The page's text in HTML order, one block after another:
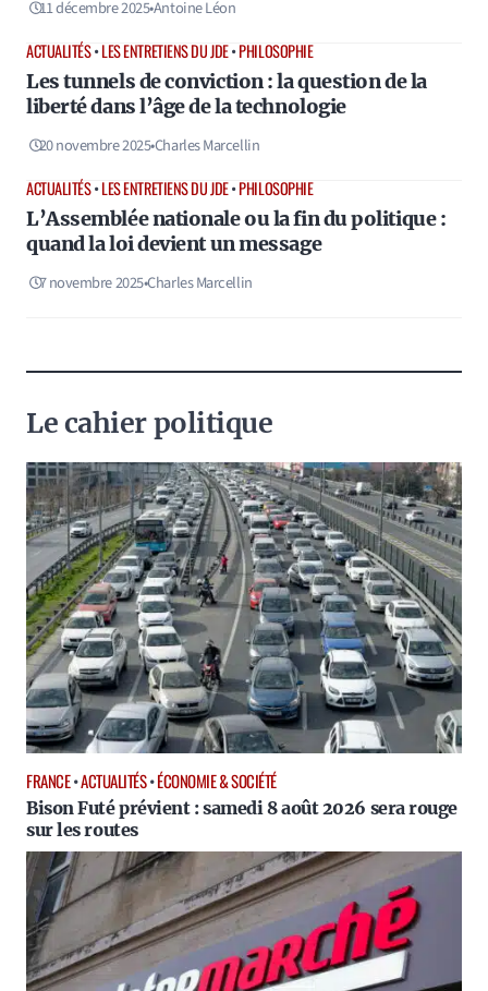
11 décembre 2025•Antoine Léon
ACTUALITÉS•LES ENTRETIENS DU JDE•PHILOSOPHIE
Les tunnels de conviction : la question de la
liberté dans l’âge de la technologie
20 novembre 2025•Charles Marcellin
ACTUALITÉS•LES ENTRETIENS DU JDE•PHILOSOPHIE
L’Assemblée nationale ou la fin du politique :
quand la loi devient un message
7 novembre 2025•Charles Marcellin
Le cahier politique
FRANCE•ACTUALITÉS•ÉCONOMIE & SOCIÉTÉ
Bison Futé prévient : samedi 8 août 2026 sera rouge
sur les routes